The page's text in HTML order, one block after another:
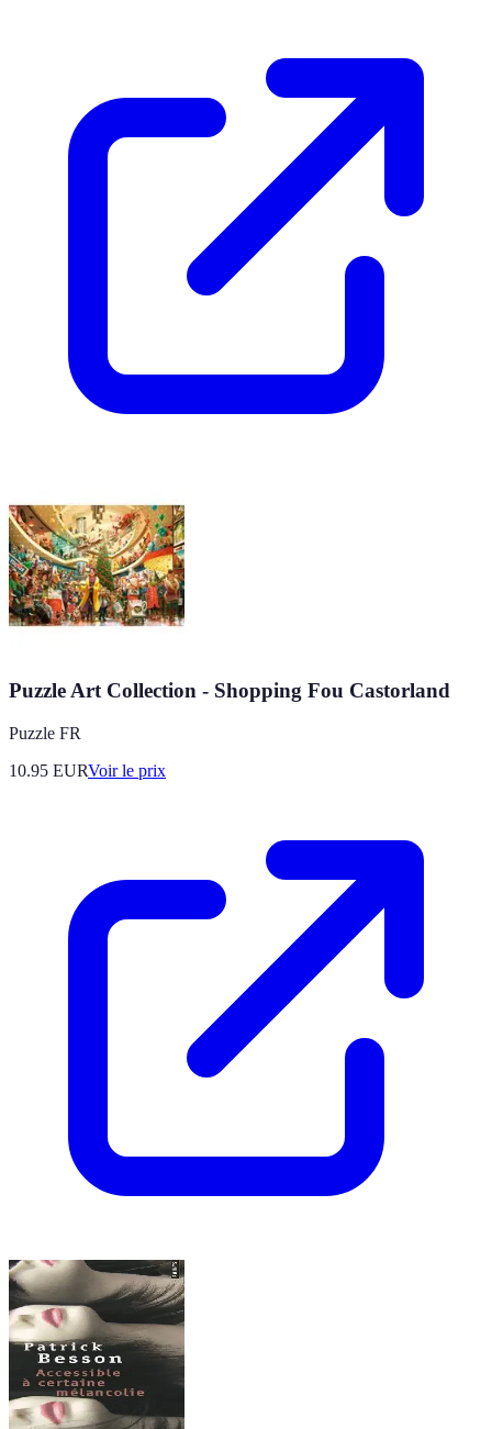
Puzzle Art Collection - Shopping Fou Castorland
Puzzle FR
10.95 EURVoir le prix